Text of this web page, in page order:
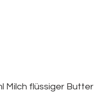
Milch flüssiger Butter